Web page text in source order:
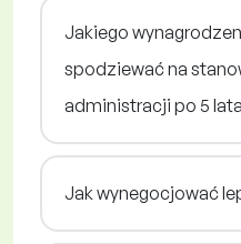
Jakiego
spodziewać na
administracji po 5
Jak wynegocjować